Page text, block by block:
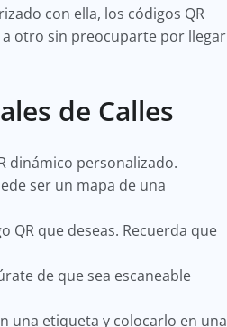
con ella, los códigos QR
otro sin preocuparte por llegar
de Calles
dinámico personalizado.
ser un mapa de una
QR que deseas. Recuerda que
de que sea escaneable
una etiqueta y colocarlo en una